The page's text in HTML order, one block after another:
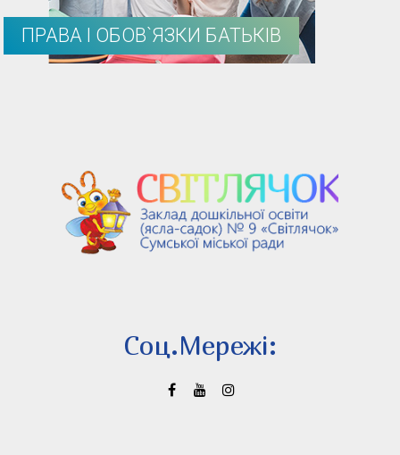
ПРАВА І ОБОВ`ЯЗКИ БАТЬКІВ
Соц.Мережi: